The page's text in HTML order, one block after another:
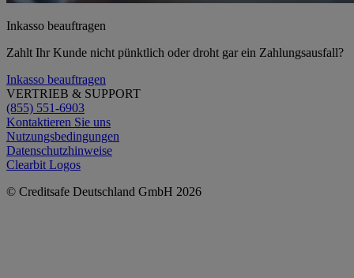
Inkasso beauftragen
Zahlt Ihr Kunde nicht pünktlich oder droht gar ein Zahlungsausfall?
Inkasso beauftragen
VERTRIEB & SUPPORT
(855) 551-6903
Kontaktieren Sie uns
Nutzungsbedingungen
Datenschutzhinweise
Clearbit Logos
© Creditsafe Deutschland GmbH 2026